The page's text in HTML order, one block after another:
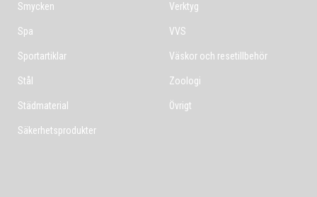
Smycken
Spa
Sportartiklar
Stål
Städmaterial
Säkerhetsprodukter
Verktyg
VVS
Väskor och resetillbehör
Zoologi
Övrigt